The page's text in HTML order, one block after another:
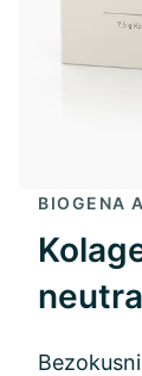
BIOGENA